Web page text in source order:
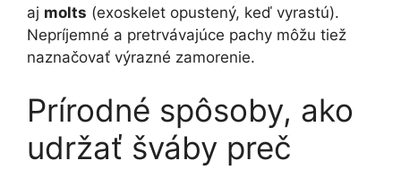
aj molts (exoskelet opustený, keď vyrastú).
Nepríjemné a pretrvávajúce pachy môžu tiež
naznačovať výrazné zamorenie.
Prírodné spôsoby, ako
udržať šváby preč